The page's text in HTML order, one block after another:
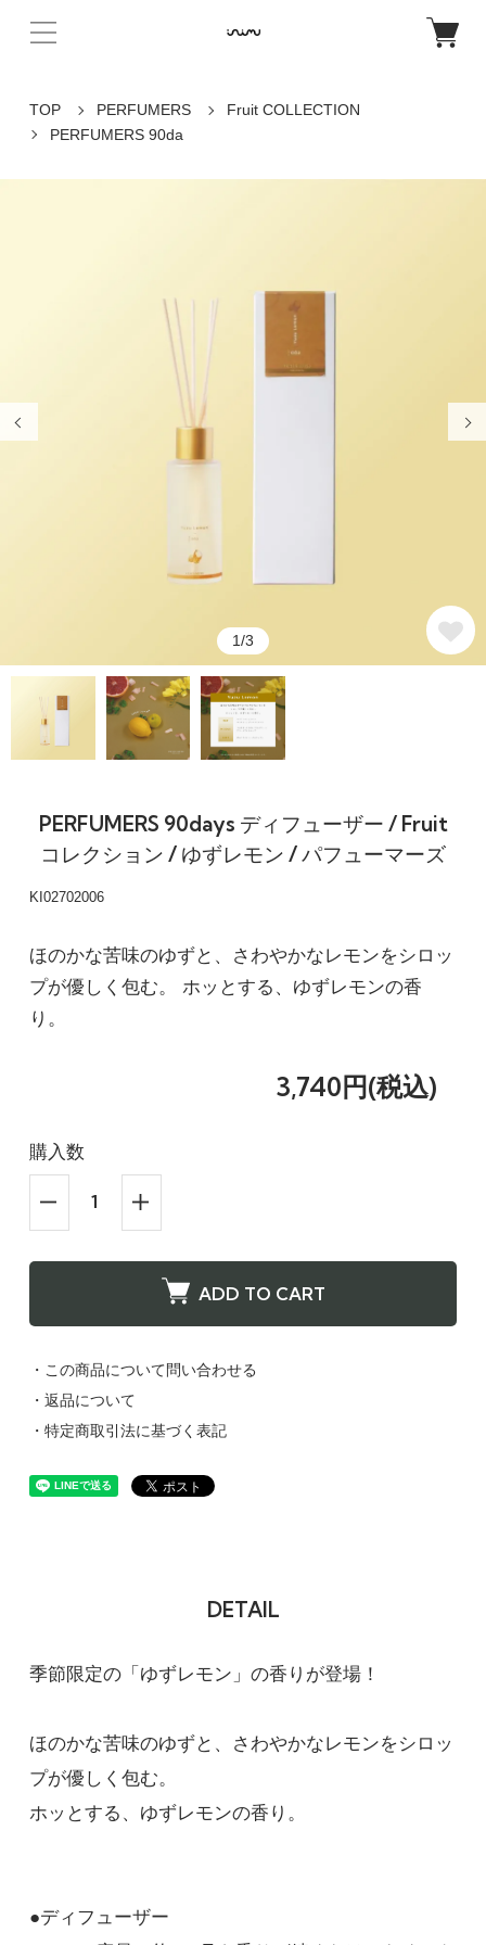
TOP PERFUMERS
Fruit COLLECTION
PERFUMERS 90da
1/3
PERFUMERS 90days ディフューザー / Fruit
コレクション / ゆずレモン / パフューマーズ
KI02702006
ほのかな苦味のゆずと、さわやかなレモンをシロッ
プが優しく包む。 ホッとする、ゆずレモンの香
り。
3,740円(税込)
購入数
ADD TO CART
・この商品について問い合わせる
・返品について
・特定商取引法に基づく表記
DETAIL
季節限定の「ゆずレモン」の香りが登場！
ほのかな苦味のゆずと、さわやかなレモンをシロッ
プが優しく包む。
ホッとする、ゆずレモンの香り。
●ディフューザー